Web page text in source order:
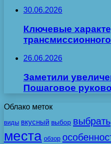
30.06.2026
Ключевые
26.06.2026
Заметили
Пошаговое
Облако меток
виды вкусный выбор выбрать
места обзор